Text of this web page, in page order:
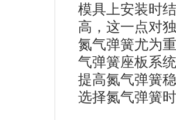
模具上安装时
高，这一点对
氮气弹簧尤为
气弹簧座板系
提高氮气弹簧
选择氮气弹簧